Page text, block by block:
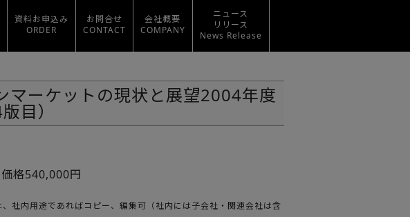
資料お申込み
ORDER
お問合せ
CONTACT
会社概要
COMPANY
ニュース
リリース
News Release
マーケットの現状と展望2004年度
目）
格540,000円
内用途であればコピー、編集可（社内には子会社・関連会社は含